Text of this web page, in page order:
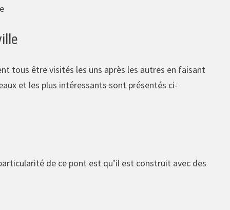
tous être visités les uns après les autres en faisant
et les plus intéressants sont présentés ci-
de ce pont est qu’il est construit avec des